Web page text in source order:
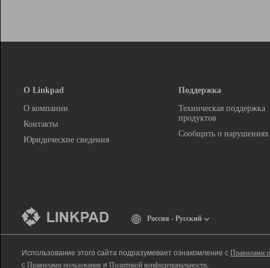
О Linkpad
О компании
Контакты
Юридические сведения
Поддержка
Техническая поддержка
продуктов
Сообщить о нарушениях
Россия - Русский
Использование этого сайта подразумевает ознакомление с Правилами
с Правилами пользования и Политикой конфиденциальности.